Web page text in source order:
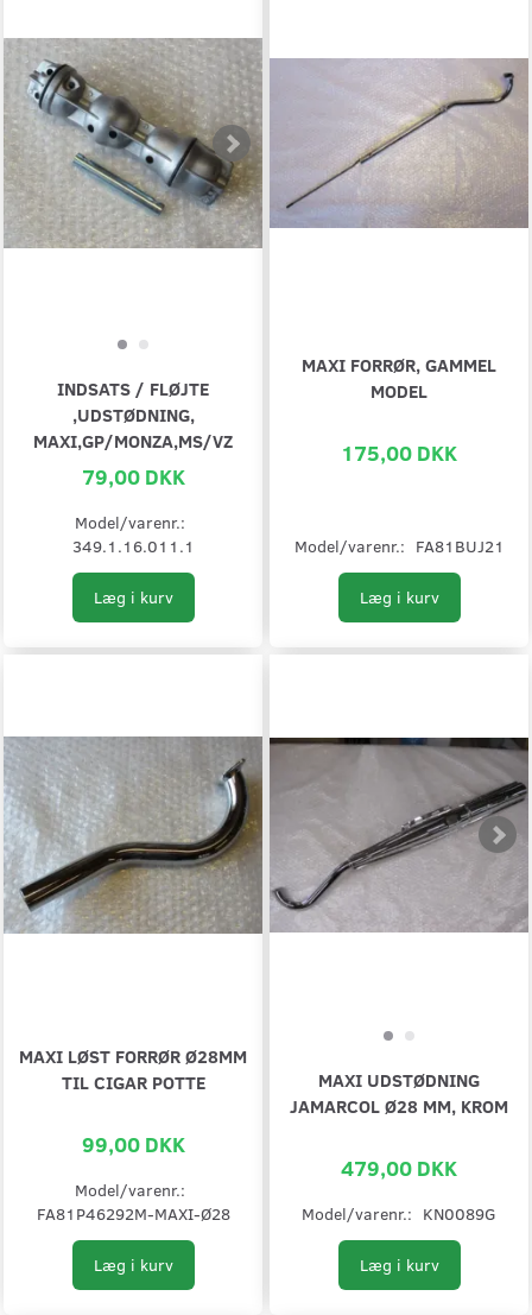
INDSATS / FLØJTE
,UDSTØDNING,
MAXI,GP/MONZA,MS/VZ
79,00 DKK
Model/varenr.:
349.1.16.011.1
Læg i kurv
MAXI FORRØR, GAMMEL
MODEL
175,00 DKK
Model/varenr.: FA81BUJ21
Læg i kurv
MAXI LØST FORRØR Ø28MM
TIL CIGAR POTTE
99,00 DKK
Model/varenr.:
FA81P46292M-MAXI-Ø28
Læg i kurv
MAXI UDSTØDNING
JAMARCOL Ø28 MM, KROM
479,00 DKK
Model/varenr.: KN0089G
Læg i kurv